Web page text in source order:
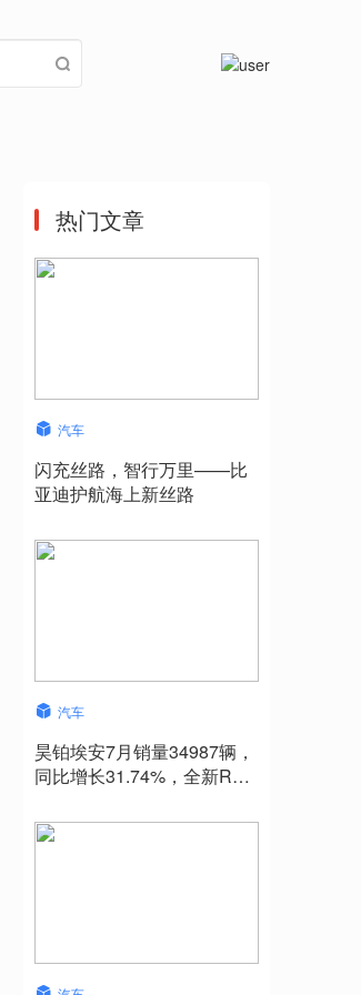
热门文章
汽车
闪充丝路，智行万里——比
亚迪护航海上新丝路
汽车
昊铂埃安7月销量34987辆，
同比增长31.74%，全新Ray